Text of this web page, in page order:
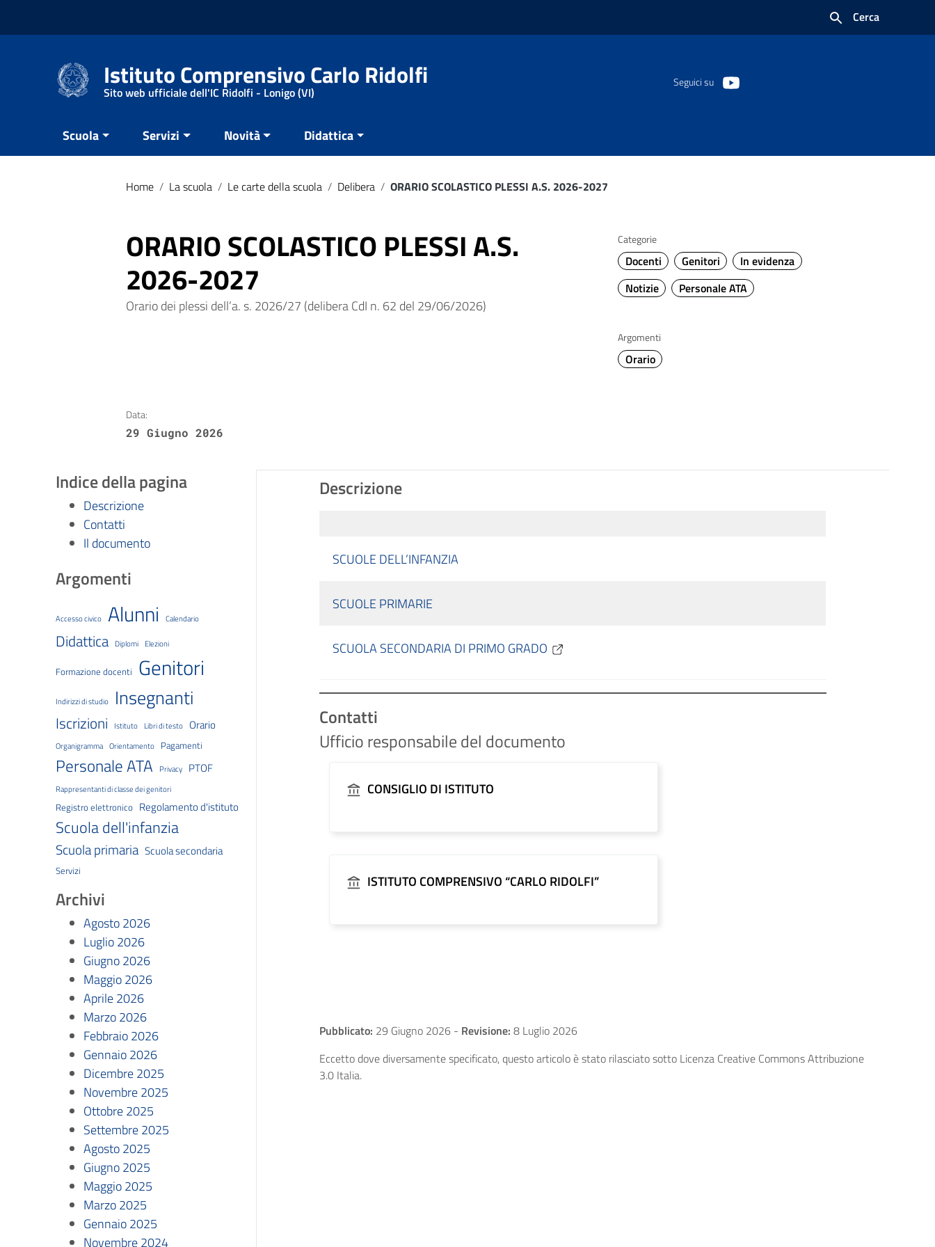
Cerca
Istituto Comprensivo Carlo Ridolfi
Sito web ufficiale dell'IC Ridolfi - Lonigo (VI)
Seguici su
Scuola Servizi Novità Didattica
Home / La scuola / Le carte della scuola / Delibera / ORARIO SCOLASTICO PLESSI A.S. 2026-2027
ORARIO SCOLASTICO PLESSI A.S.
2026-2027
Orario dei plessi dell’a. s. 2026/27 (delibera CdI n. 62 del 29/06/2026)
Categorie
Docenti Genitori
In evidenza
Notizie
Personale ATA
Argomenti
Orario
Data:
29 Giugno 2026
Indice della pagina
Descrizione
Contatti
Il documento
Argomenti
Accesso civico Alunni Calendario
Didattica Diplomi Elezioni
Formazione docenti Genitori
Indirizzi di studio Insegnanti
Iscrizioni Istituto Libri di testo Orario
Organigramma Orientamento Pagamenti
Personale ATA Privacy PTOF
Rappresentanti di classe dei genitori
Registro elettronico Regolamento d'istituto
Scuola dell'infanzia
Scuola primaria Scuola secondaria
Servizi
Archivi
Agosto 2026
Luglio 2026
Giugno 2026
Maggio 2026
Aprile 2026
Marzo 2026
Febbraio 2026
Gennaio 2026
Dicembre 2025
Novembre 2025
Ottobre 2025
Settembre 2025
Agosto 2025
Giugno 2025
Maggio 2025
Marzo 2025
Gennaio 2025
Novembre 2024
Descrizione
SCUOLE DELL’INFANZIA
SCUOLE PRIMARIE
SCUOLA SECONDARIA DI PRIMO GRADO
Contatti
Ufficio responsabile del documento
CONSIGLIO DI ISTITUTO
ISTITUTO COMPRENSIVO “CARLO RIDOLFI”
Pubblicato: 29 Giugno 2026 - Revisione: 8 Luglio 2026
Eccetto dove diversamente specificato, questo articolo è stato rilasciato sotto Licenza Creative Commons Attribuzione
3.0 Italia.